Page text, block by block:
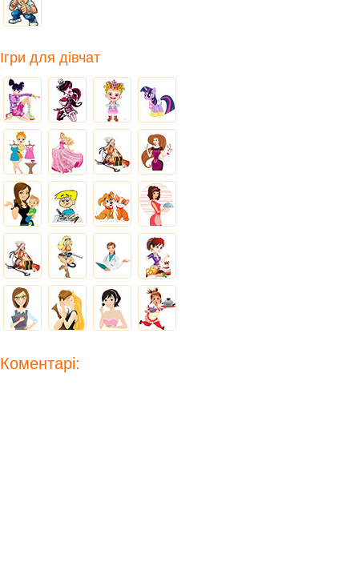
Ігри для дівчат
Коментарі: